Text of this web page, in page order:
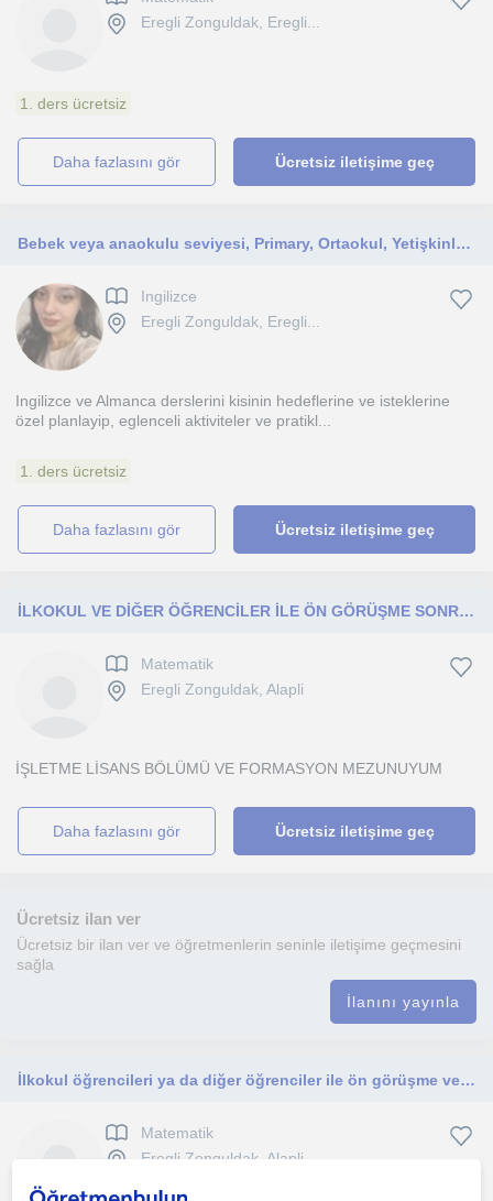
Eregli Zonguldak, Eregli...
1. ders ücretsiz
daha fazlasını gör Ücretsiz iletişime geç
Bebek veya anaokulu seviyesi, Primary, Ortaokul, Yetişkinler için İngilizce öğretmeni
Ingilizce
Eregli Zonguldak, Eregli...
Ingilizce ve Almanca derslerini kisinin hedeflerine ve isteklerine
özel planlayip, eglenceli aktiviteler ve pratikl...
1. ders ücretsiz
daha fazlasını gör Ücretsiz iletişime geç
İLKOKUL VE DİĞER ÖĞRENCİLER İLE ÖN GÖRÜŞME SONRASI DERS
Matematik
Eregli Zonguldak, Alapli
İŞLETME LİSANS BÖLÜMÜ VE FORMASYON MEZUNUYUM
daha fazlasını gör Ücretsiz iletişime geç
Ücretsiz ilan ver
Ücretsiz bir ilan ver ve öğretmenlerin seninle iletişime geçmesini
sağla
İlanını yayınla
İlkokul öğrencileri ya da diğer öğrenciler ile ön görüşme ve niteliğe göre değerlendirme
Matematik
Eregli Zonguldak, Alapli